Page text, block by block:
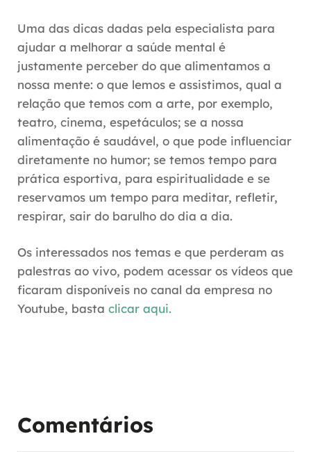
Uma das dicas dadas pela especialista para
ajudar a melhorar a saúde mental é
justamente perceber do que alimentamos a
nossa mente: o que lemos e assistimos, qual a
relação que temos com a arte, por exemplo,
teatro, cinema, espetáculos; se a nossa
alimentação é saudável, o que pode influenciar
diretamente no humor; se temos tempo para
prática esportiva, para espiritualidade e se
reservamos um tempo para meditar, refletir,
respirar, sair do barulho do dia a dia.
Os interessados nos temas e que perderam as
palestras ao vivo, podem acessar os vídeos que
ficaram disponíveis no canal da empresa no
Youtube, basta clicar aqui.
Comentários